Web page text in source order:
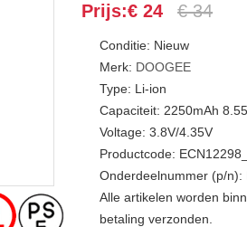
Prijs:€ 24 € 34
Conditie: Nieuw
Merk: DOOGEE
Type: Li-ion
Capaciteit: 2250mAh
Voltage: 3.8V/4.35V
Productcode:
Onderdeelnummer (p/n):
Alle artikelen worden
betaling verzonden.